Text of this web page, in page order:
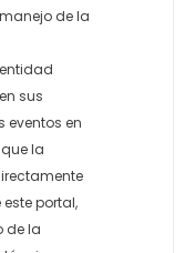
de la
sus
eventos en
la
portal,
de la